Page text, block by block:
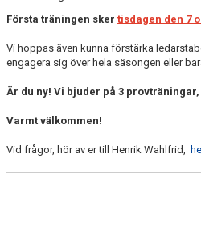
Första träningen sker tisdagen den 7
Vi hoppas även kunna förstärka
engagera sig över hela säsongen eller
Är du ny! Vi bjuder på 3
Varmt välkommen!
Vid frågor, hör av er till Henrik Wahlfrid,